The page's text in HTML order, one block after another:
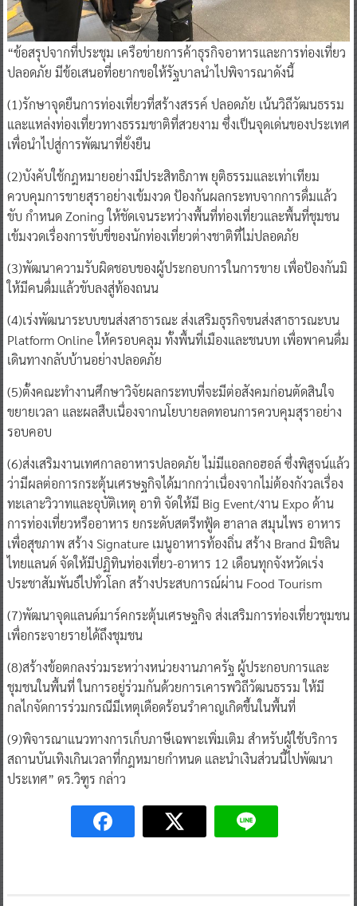
“ข้อสรุปจากที่ประชุม เครือข่ายการค้าธุรกิจอาหารและการท่องเที่ยว
ปลอดภัย มีข้อเสนอที่อยากขอให้รัฐบาลนำไปพิจารณาดังนี้
(1)รักษาจุดยืนการท่องเที่ยวที่สร้างสรรค์ ปลอดภัย เน้นวิถีวัฒนธรรม
และแหล่งท่องเที่ยวทางธรรมชาติที่สวยงาม ซึ่งเป็นจุดเด่นของประเทศ
เพื่อนำไปสู่การพัฒนาที่ยั่งยืน
(2)บังคับใช้กฎหมายอย่างมีประสิทธิภาพ ยุติธรรมและเท่าเทียม
ควบคุมการขายสุราอย่างเข้มงวด ป้องกันผลกระทบจากการดื่มแล้ว
ขับ กำหนด Zoning ให้ชัดเจนระหว่างพื้นที่ท่องเที่ยวและพื้นที่ชุมชน
เข้มงวดเรื่องการขับขี่ของนักท่องเที่ยวต่างชาติที่ไม่ปลอดภัย
(3)พัฒนาความรับผิดชอบของผู้ประกอบการในการขาย เพื่อป้องกันมิ
ให้มีคนดื่มแล้วขับลงสู่ท้องถนน
(4)เร่งพัฒนาระบบขนส่งสาธารณะ ส่งเสริมธุรกิจขนส่งสาธารณะบน
Platform Online ให้ครอบคลุม ทั้งพื้นที่เมืองและชนบท เพื่อพาคนดื่ม
เดินทางกลับบ้านอย่างปลอดภัย
(5)ตั้งคณะทำงานศึกษาวิจัยผลกระทบที่จะมีต่อสังคมก่อนตัดสินใจ
ขยายเวลา และผลสืบเนื่องจากนโยบายลดทอนการควบคุมสุราอย่าง
รอบคอบ
(6)ส่งเสริมงานเทศกาลอาหารปลอดภัย ไม่มีแอลกอฮอล์ ซึ่งพิสูจน์แล้ว
ว่ามีผลต่อการกระตุ้นเศรษฐกิจได้มากกว่าเนื่องจากไม่ต้องกังวลเรื่อง
ทะเลาะวิวาทและอุบัติเหตุ อาทิ จัดให้มี Big Event/งาน Expo ด้าน
การท่องเที่ยวหรืออาหาร ยกระดับสตรีทฟู้ด ฮาลาล สมุนไพร อาหาร
เพื่อสุขภาพ สร้าง Signature เมนูอาหารท้องถิ่น สร้าง Brand มิชลิน
ไทยแลนด์ จัดให้มีปฏิทินท่องเที่ยว-อาหาร 12 เดือนทุกจังหวัดเร่ง
ประชาสัมพันธ์ไปทั่วโลก สร้างประสบการณ์ผ่าน Food Tourism
(7)พัฒนาจุดแลนด์มาร์คกระตุ้นเศรษฐกิจ ส่งเสริมการท่องเที่ยวชุมชน
เพื่อกระจายรายได้ถึงชุมชน
(8)สร้างข้อตกลงร่วมระหว่างหน่วยงานภาครัฐ ผู้ประกอบการและ
ชุมชนในพื้นที่ ในการอยู่ร่วมกันด้วยการเคารพวิถีวัฒนธรรม ให้มี
กลไกจัดการร่วมกรณีมีเหตุเดือดร้อนรำคาญเกิดขึ้นในพื้นที่
(9)พิจารณาแนวทางการเก็บภาษีเฉพาะเพิ่มเติม สำหรับผู้ใช้บริการ
สถานบันเทิงเกินเวลาที่กฎหมายกำหนด และนำเงินส่วนนี้ไปพัฒนา
ประเทศ” ดร.วิฑูร กล่าว